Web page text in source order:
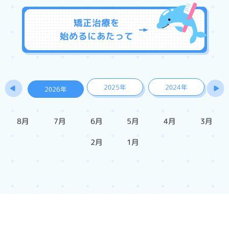
矯正治療を
始めるにあたって
2026年 2025年 2024年
8月 7月 6月 5月 4月 3月
2月 1月